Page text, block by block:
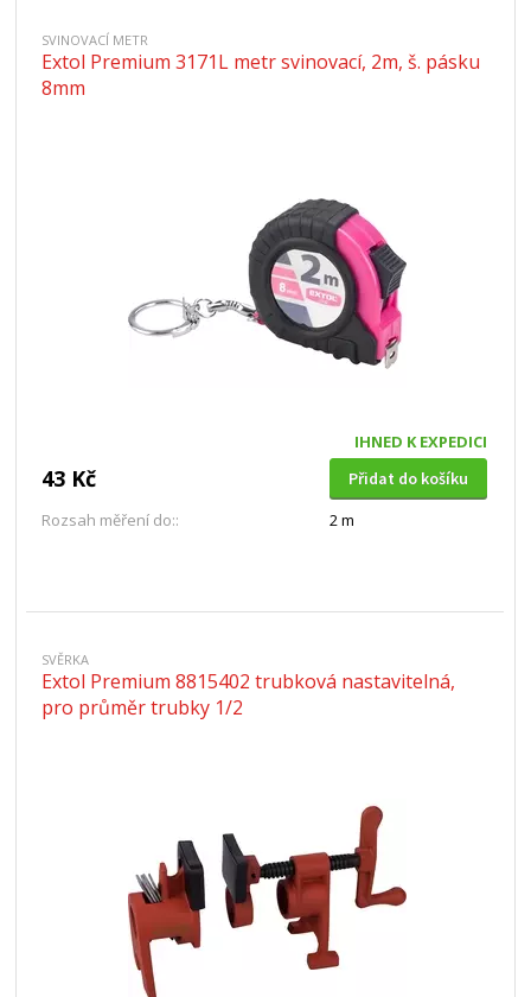
SVINOVACÍ METR
Extol Premium 3171L metr svinovací, 2m, š. pásku
8mm
IHNED K EXPEDICI
43 Kč
Přidat do košíku
Rozsah měření do::
2 m
SVĚRKA
Extol Premium 8815402 trubková nastavitelná,
pro průměr trubky 1/2